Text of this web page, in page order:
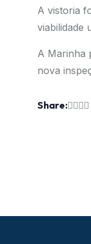
A vistoria
viabilidade
A Marinha
nova
Share: